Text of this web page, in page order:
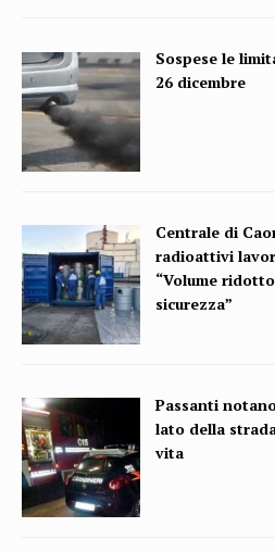
Sospese le
26 dicembre
Centrale di
radioattivi
“Volume
sicurezza”
Passanti
lato della
vita